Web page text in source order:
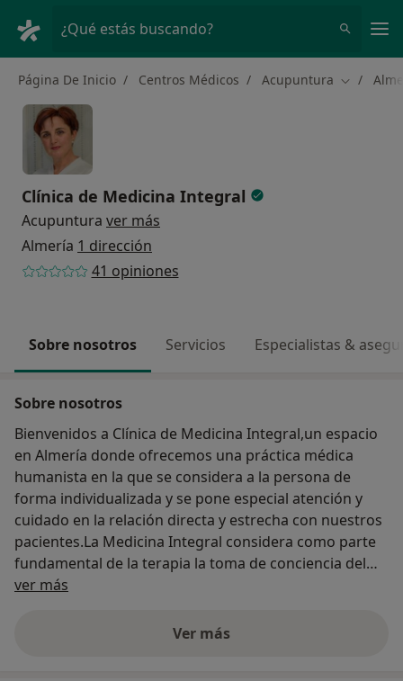
¿Qué estás buscando?
Página De Inicio Centros Médicos Acupuntura Cambiar
Clínica de Medicina Integral
Acupuntura ver más
Almería 1 dirección
41 opiniones
Sobre nosotros Servicios Especialistas &
Sobre nosotros
Bienvenidos a Clínica de Medicina Integral,un espacio
en Almería donde ofrecemos una práctica médica
humanista en la que se considera a la persona de
forma individualizada y se pone especial atención y
cuidado en la relación directa y estrecha con nuestros
pacientes.La Medicina Integral considera como parte
fundamental de la terapia la toma de conciencia del
paciente respecto a lo que le ocurre, lo que incluye
modificarlas. La Medicina convencional obtiene muy
ver más
Ver más